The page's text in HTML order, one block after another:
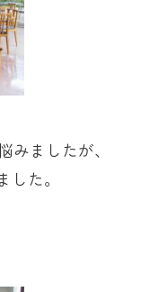
ましたが、
た。